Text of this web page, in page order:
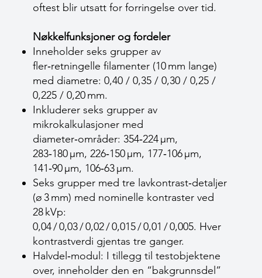
oftest blir utsatt for forringelse over tid.
Nøkkelfunksjoner og fordeler
Inneholder seks grupper av
fler‑retningelle filamenter (10 mm lange)
med diametre: 0,40 / 0,35 / 0,30 / 0,25 /
0,225 / 0,20 mm.
Inkluderer seks grupper av
mikrokalkulasjoner med
diameter‑områder: 354‑224 µm,
283‑180 µm, 226‑150 µm, 177‑106 µm,
141‑90 µm, 106‑63 µm.
Seks grupper med tre lavkontrast‑detaljer
(ø 3 mm) med nominelle kontraster ved
28 kVp:
0,04 / 0,03 / 0,02 / 0,015 / 0,01 / 0,005. Hver
kontrastverdi gjentas tre ganger.
Halvdel‑modul: I tillegg til testobjektene
over, inneholder den en “bakgrunnsdel”